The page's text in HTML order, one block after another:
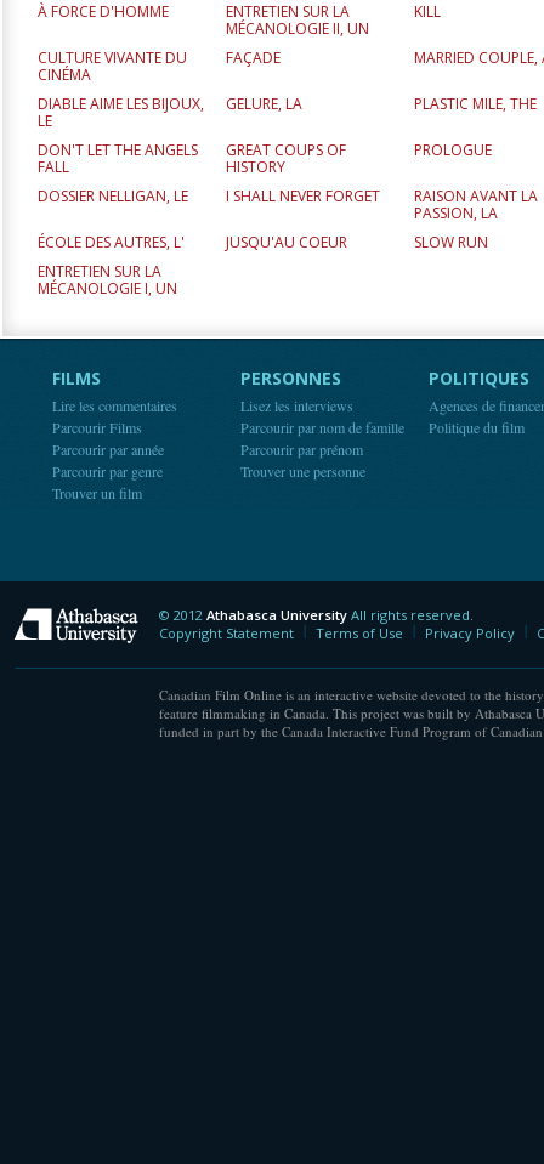
À FORCE D'HOMME
ENTRETIEN SUR LA
MÉCANOLOGIE II, UN
KILL
CULTURE VIVANTE DU
CINÉMA
FAÇADE MARRIED COUPLE,
DIABLE AIME LES BIJOUX,
LE
GELURE, LA PLASTIC MILE, THE
DON'T LET THE ANGELS
FALL
GREAT COUPS OF
HISTORY
PROLOGUE
DOSSIER NELLIGAN, LE I SHALL NEVER FORGET
RAISON AVANT LA
PASSION, LA
ÉCOLE DES AUTRES, L'
JUSQU'AU COEUR
SLOW RUN
ENTRETIEN SUR LA
MÉCANOLOGIE I, UN
FILMS
Lire les commentaires
Parcourir Films
Parcourir par année
Parcourir par genre
Trouver un film
PERSONNES
Lisez les interviews
Parcourir par nom de famille
Parcourir par prénom
Trouver une personne
POLITIQUES
Agences de
Politique du film
Athabasca University
© 2012 Athabasca University All rights reserved.
Copyright Statement
Terms of Use Privacy Policy
Canadian Film Online is an interactive website devoted to the
feature filmmaking in Canada. This project was built by Athabasca
funded in part by the Canada Interactive Fund Program of